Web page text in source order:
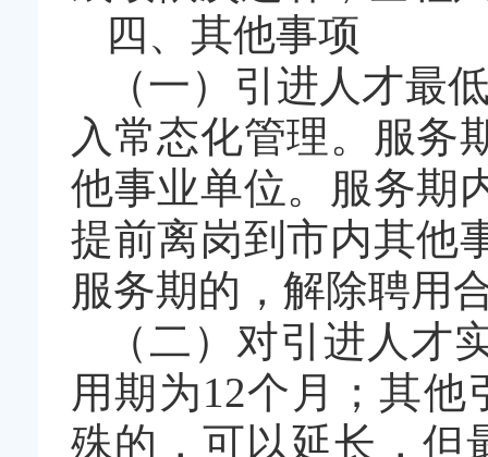
四、其他事项
（一）引进人才最
入常态化管理。服务
他事业单位。服务期
提前离岗到市内其他
服务期的，解除聘用
（二）对引进人才
用期为12个月；其
殊的，可以延长，但